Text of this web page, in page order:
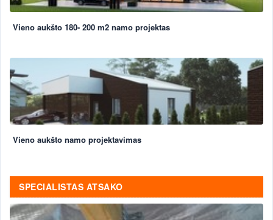
Vieno aukšto 180- 200 m2 namo projektas
Vieno aukšto namo projektavimas
SPECIALISTAS ATSAKO